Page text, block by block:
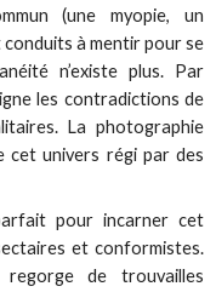
(une myopie, un
à mentir pour se
n’existe plus. Par
les contradictions de
La photographie
cet univers régi par des
pour incarner cet
et conformistes.
de trouvailles